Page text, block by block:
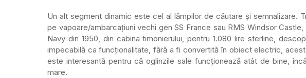
Un alt segment dinamic este cel al lămpilor de căutare și semnalizare.
pe vapoare/ambarcațiuni vechi gen SS France sau RMS Windsor
Navy din 1950, din cabina timonierului, pentru 1.080 lire sterline,
impecabilă ca funcţionalitate, fără a fi convertită în obiect electric,
este interesantă pentru că oglinzile sale funcționează atât de bine,
mare.